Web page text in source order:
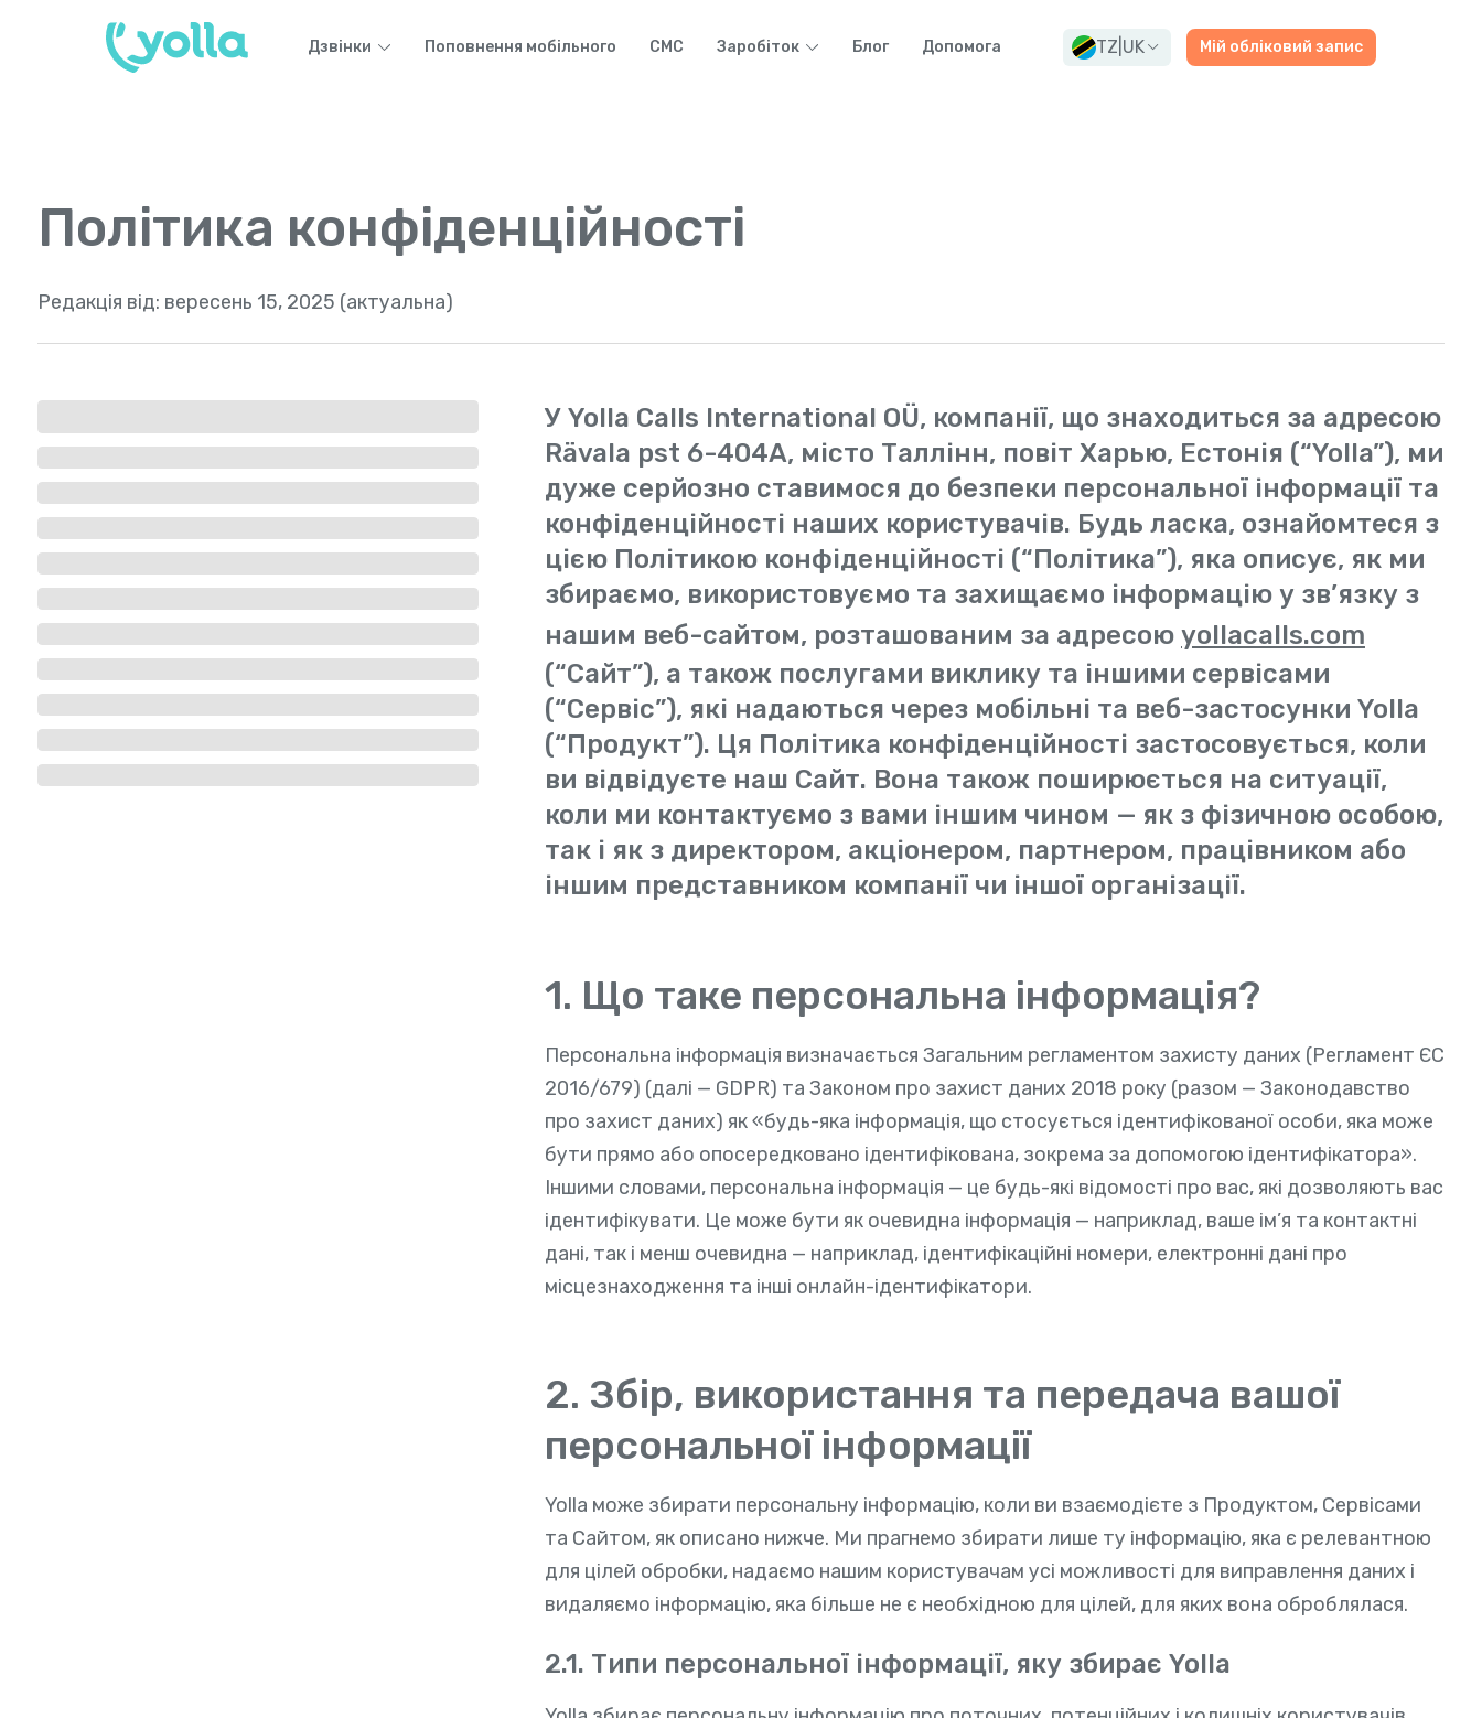
Дзвінки Поповнення мобільного СМС Заробіток Блог Допомога TZ UK Мій обліковий запис
Політика конфіденційності
Редакція від: вересень 15, 2025 (актуальна)
У Yolla Calls International OÜ, компанії, що знаходиться за адресою
Rävala pst 6-404A, місто Таллінн, повіт Харью, Естонія (“Yolla”), ми
дуже серйозно ставимося до безпеки персональної інформації та
конфіденційності наших користувачів. Будь ласка, ознайомтеся з
цією Політикою конфіденційності (“Політика”), яка описує, як ми
збираємо, використовуємо та захищаємо інформацію у зв’язку з
нашим веб-сайтом, розташованим за адресою yollacalls.com
(“Сайт”), а також послугами виклику та іншими сервісами
(“Сервіс”), які надаються через мобільні та веб-застосунки Yolla
(“Продукт”). Ця Політика конфіденційності застосовується, коли
ви відвідуєте наш Сайт. Вона також поширюється на ситуації,
коли ми контактуємо з вами іншим чином — як з фізичною особою,
так і як з директором, акціонером, партнером, працівником або
іншим представником компанії чи іншої організації.
1. Що таке персональна інформація?
Персональна інформація визначається Загальним регламентом захисту даних (Регламент ЄС
2016/679) (далі — GDPR) та Законом про захист даних 2018 року (разом — Законодавство
про захист даних) як «будь-яка інформація, що стосується ідентифікованої особи, яка може
бути прямо або опосередковано ідентифікована, зокрема за допомогою ідентифікатора».
Іншими словами, персональна інформація — це будь-які відомості про вас, які дозволяють вас
ідентифікувати. Це може бути як очевидна інформація — наприклад, ваше ім’я та контактні
дані, так і менш очевидна — наприклад, ідентифікаційні номери, електронні дані про
місцезнаходження та інші онлайн-ідентифікатори.
2. Збір, використання та передача вашої
персональної інформації
Yolla може збирати персональну інформацію, коли ви взаємодієте з Продуктом, Сервісами
та Сайтом, як описано нижче. Ми прагнемо збирати лише ту інформацію, яка є релевантною
для цілей обробки, надаємо нашим користувачам усі можливості для виправлення даних і
видаляємо інформацію, яка більше не є необхідною для цілей, для яких вона оброблялася.
2.1. Типи персональної інформації, яку збирає Yolla